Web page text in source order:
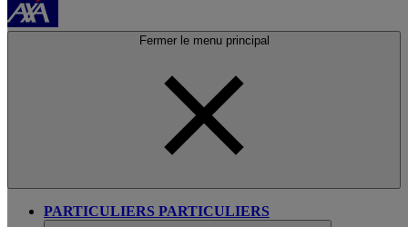
Fermer le menu principal
PARTICULIERS PARTICULIERS